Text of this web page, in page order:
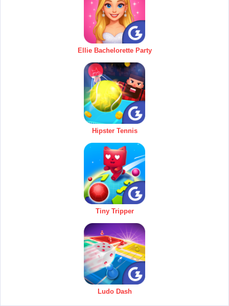
Ellie Bachelorette Party
Hipster Tennis
Tiny Tripper
Ludo Dash